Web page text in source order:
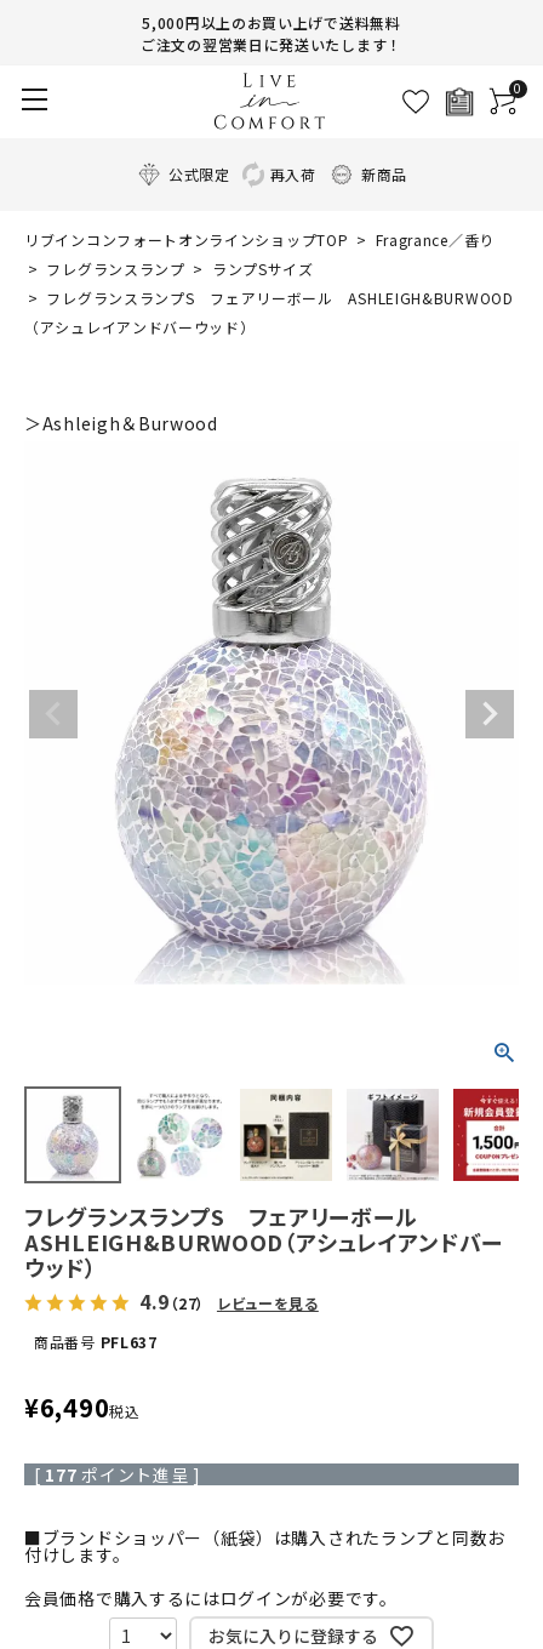
5,000円以上のお買い上げで送料無料
ご注文の翌営業日に発送いたします！
0
公式限定 再入荷 新商品
リブインコンフォートオンラインショップTOP
Fragrance／香り
フレグランスランプ
ランプSサイズ
フレグランスランプS フェアリーボール ASHLEIGH&BURWOOD
（アシュレイアンドバーウッド）
＞Ashleigh＆Burwood
フレグランスランプS フェアリーボール
ASHLEIGH&BURWOOD（アシュレイアンドバー
ウッド）
4.9 （27）
レビューを見る
商品番号 PFL637
¥6,490税込
[ 177 ポイント進呈 ]
■ブランドショッパー（紙袋）は購入されたランプと同数お
付けします。
会員価格で購入するにはログインが必要です。
お気に入りに登録する